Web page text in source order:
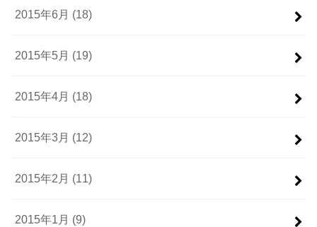
2015年6月 (18)
2015年5月 (19)
2015年4月 (18)
2015年3月 (12)
2015年2月 (11)
2015年1月 (9)